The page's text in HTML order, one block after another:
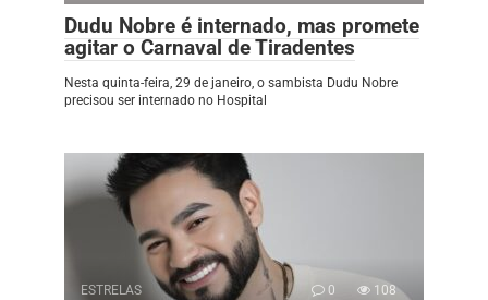
Dudu Nobre é internado, mas promete
agitar o Carnaval de Tiradentes
Nesta quinta-feira, 29 de janeiro, o sambista Dudu Nobre
precisou ser internado no Hospital
ESTRELAS 0 108